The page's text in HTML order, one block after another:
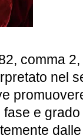
comma
nel
fase e